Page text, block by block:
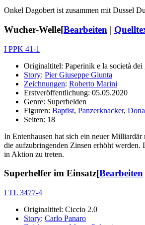
Onkel Dagobert ist zusammen mit Dussel
Wucher-Welle[Bearbeiten |
I PPK 41-1
Originaltitel: Paperinik e la società dei
Story: Pier Giuseppe Giunta
Zeichnungen: Roberto Marini
Erstveröffentlichung: 05.05.2020
Genre: Superhelden
Figuren: Baptist, Panzerknacker,
Seiten: 18
In Entenhausen hat sich ein neuer
die aufzubringenden Zinsen erhöht
in Aktion zu treten.
Superhelfer im Einsatz[Bearbeiten
I TL 3477-4
Originaltitel: Ciccio 2.0
Story: Carlo Panaro